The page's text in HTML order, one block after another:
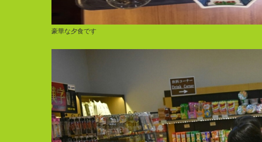
豪華な夕食です